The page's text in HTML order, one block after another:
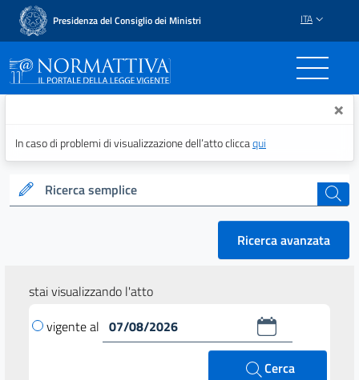
Presidenza del Consiglio dei Ministri ITA
Normattiva - Il portale ×
In caso di problemi di visualizzazione dell’atto cliccaqui
Ricerca semplice cerca
Ricerca avanzata
stai visualizzando l'atto
vigente al
Cerca